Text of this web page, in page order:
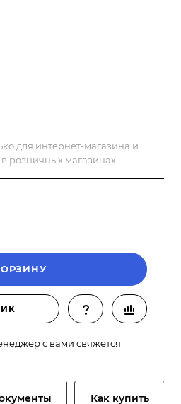
для интернет-магазина и
розничных магазинах
с вами свяжется
Как купить